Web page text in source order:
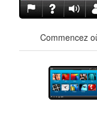
Commencez